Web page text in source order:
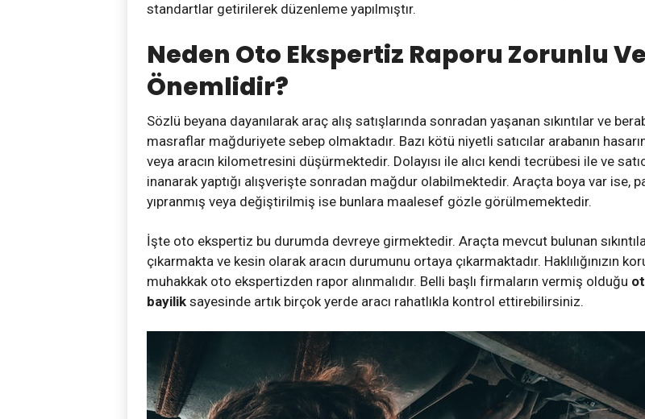
standartlar getirilerek düzenleme yapılmıştır.
Neden Oto Ekspertiz Raporu Zorunlu Ve
Önemlidir?
Sözlü beyana dayanılarak araç alış satışlarında sonradan yaşanan sıkıntılar ve
masraflar mağduriyete sebep olmaktadır. Bazı kötü niyetli satıcılar arabanın
veya aracın kilometresini düşürmektedir. Dolayısı ile alıcı kendi tecrübesi ile ve
inanarak yaptığı alışverişte sonradan mağdur olabilmektedir. Araçta boya var ise,
yıpranmış veya değiştirilmiş ise bunlara maalesef gözle görülmemektedir.
İşte oto ekspertiz bu durumda devreye girmektedir. Araçta mevcut bulunan
çıkarmakta ve kesin olarak aracın durumunu ortaya çıkarmaktadır. Haklılığınızın
muhakkak oto ekspertizden rapor alınmalıdır. Belli başlı firmaların vermiş olduğu
bayilik sayesinde artık birçok yerde aracı rahatlıkla kontrol ettirebilirsiniz.